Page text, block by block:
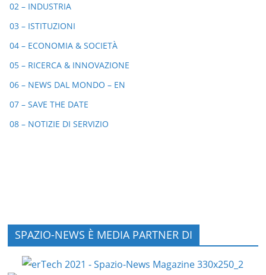
02 – INDUSTRIA
03 – ISTITUZIONI
04 – ECONOMIA & SOCIETÀ
05 – RICERCA & INNOVAZIONE
06 – NEWS DAL MONDO – EN
07 – SAVE THE DATE
08 – NOTIZIE DI SERVIZIO
SPAZIO-NEWS È MEDIA PARTNER DI